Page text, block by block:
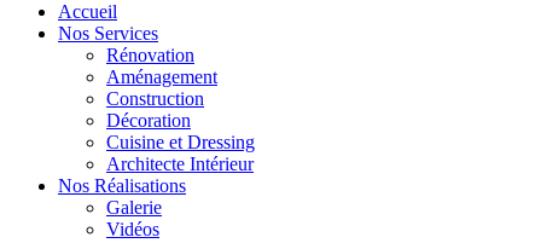
Accueil
Nos Services
Rénovation
Aménagement
Construction
Décoration
Cuisine et Dressing
Architecte Intérieur
Nos Réalisations
Galerie
Vidéos